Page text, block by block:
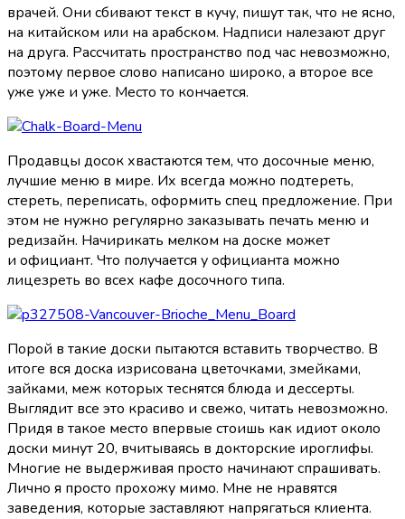
врачей. Они сбивают текст в кучу, пишут так, что не ясно,
на китайском или на арабском. Надписи налезают друг
на друга. Рассчитать пространство под час невозможно,
поэтому первое слово написано широко, а второе все
уже уже и уже. Место то кончается.
Продавцы досок хвастаются тем, что досочные меню,
лучшие меню в мире. Их всегда можно подтереть,
стереть, переписать, оформить спец предложение. При
этом не нужно регулярно заказывать печать меню и
редизайн. Начирикать мелком на доске может
и официант. Что получается у официанта можно
лицезреть во всех кафе досочного типа.
Порой в такие доски пытаются вставить творчество. В
итоге вся доска изрисована цветочками, змейками,
зайками, меж которых теснятся блюда и дессерты.
Выглядит все это красиво и свежо, читать невозможно.
Придя в такое место впервые стоишь как идиот около
доски минут 20, вчитываясь в докторские ироглифы.
Многие не выдерживая просто начинают спрашивать.
Лично я просто прохожу мимо. Мне не нравятся
заведения, которые заставляют напрягаться клиента.